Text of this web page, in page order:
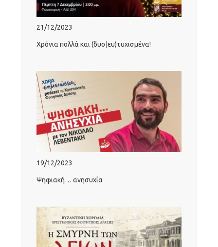
21/12/2023
Χρόνια πολλά και (δυσ|ευ)τυχισμένα!
19/12/2023
Ψηφιακή… ανησυχία